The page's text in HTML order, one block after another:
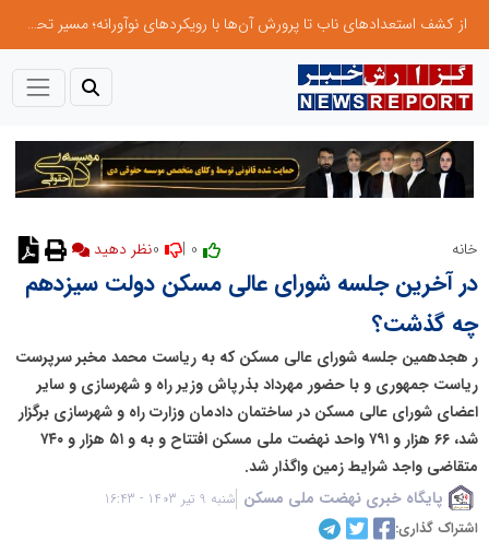
از کشف استعدادهای ناب تا پرورش آن‌ها با رویکردهای نوآورانه؛ مسیر تحول‌آفرین شنای ایران در سطح جهانی
خانه نظر دهید
در آخرین جلسه شورای عالی مسکن دولت سیزدهم
چه گذشت؟
ر هجدهمین جلسه شورای عالی مسکن که به ریاست محمد مخبر سرپرست
ریاست جمهوری و با حضور مهرداد بذرپاش وزیر راه و شهرسازی و سایر
اعضای شورای عالی مسکن در ساختمان دادمان وزارت راه و شهرسازی برگزار
شد، ۶۶ هزار و ۷۹۱ واحد نهضت ملی مسکن افتتاح و به و ۵۱ هزار و ۷۴۰
متقاضی واجد شرایط زمین واگذار شد.
پایگاه خبری نهضت ملی مسکن شنبه 9 تیر 1403 - 16:43
اشتراک گذاری: